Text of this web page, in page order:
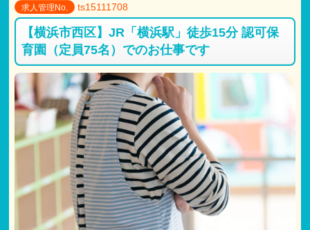
求人管理No. ts15111708
【横浜市西区】JR「横浜駅」徒歩15分 認可保
育園（定員75名）でのお仕事です